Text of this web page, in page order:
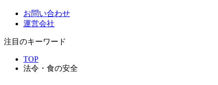
お問い合わせ
運営会社
注目のキーワード
TOP
法令・食の安全